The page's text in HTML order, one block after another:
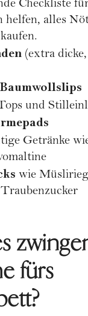
Checkliste
helfen, alles
(extra
Baumwollslips
und
Getränke
wie
fürs